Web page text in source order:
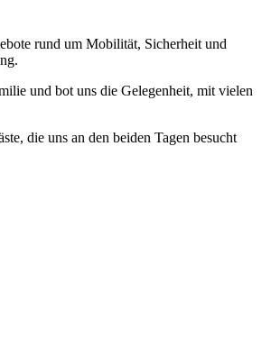
rund um Mobilität, Sicherheit und
und bot uns die Gelegenheit, mit vielen
die uns an den beiden Tagen besucht